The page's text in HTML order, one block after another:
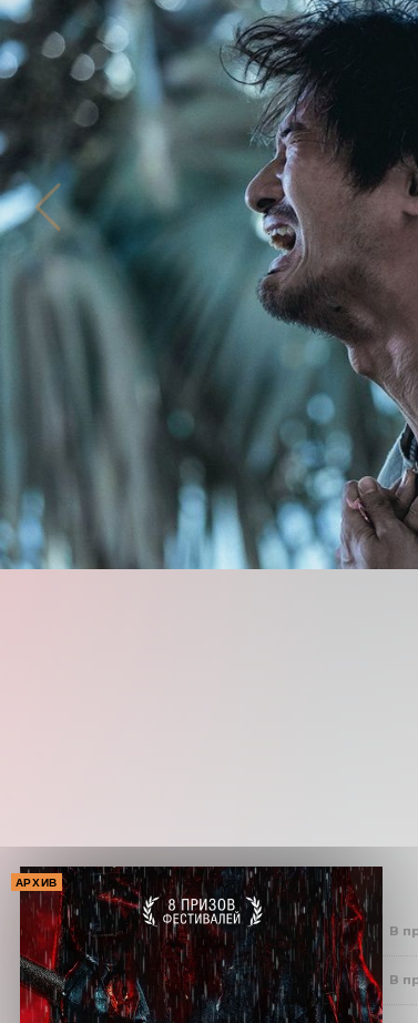
АРХИВ
В
В